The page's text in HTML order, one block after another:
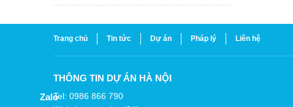
Trang chủ Tin tức Dự án Pháp lý Liên hệ
THÔNG TIN DỰ ÁN HÀ NỘI
Tel: 0986 866 790
Zalo